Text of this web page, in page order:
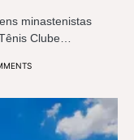
minastenistas
Clube…